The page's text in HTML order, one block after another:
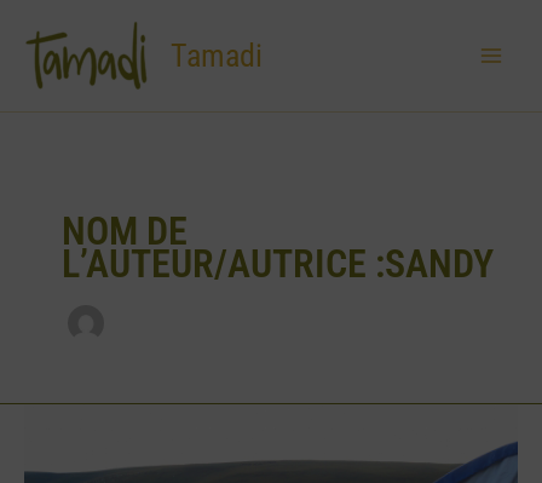
contenu
Tamadi
NOM DE
L’AUTEUR/AUTRICE :SANDY